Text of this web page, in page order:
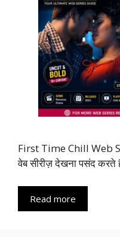
First Time Chill Web
वेब सीरीज़ देखना पसंद
Read more